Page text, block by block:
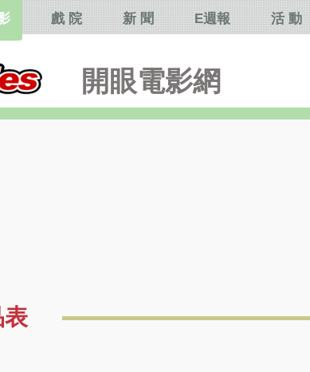
開眼電影網
戲 院 新 聞 E週報 活 動